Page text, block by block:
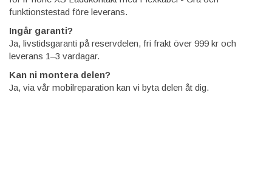
funktionstestad före leverans.
Ingår garanti?
Ja, livstidsgaranti på reservdelen, fri frakt över 999 kr och
leverans 1–3 vardagar.
Kan ni montera delen?
Ja, via vår mobilreparation kan vi byta delen åt dig.